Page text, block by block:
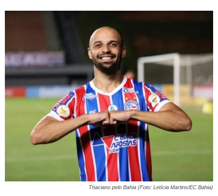
Thaciano pelo Bahia (Foto: Letícia Martins/EC Bahia)